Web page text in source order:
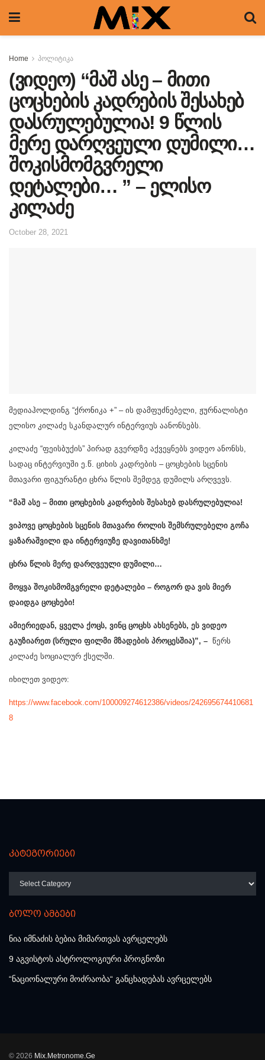
Home პოლიტიკა
(ვიდეო) “მაშ ასე – მითი
ცოცხების კადრების შესახებ
დასრულებულია! 9 წლის
მერე დარღვეული დუმილი…
შოკისმომგვრელი
დეტალები… ” – ელისო
კილაძე
October 28, 2021
მედიაჰოლდინგ “ქრონიკა +” – ის დამფუძნებელი, ჟურნალისტი
ელისო კილაძე სკანდალურ ინტერვიუს აანონსებს.
კილაძე “ფეისბუქის” პირად გვერდზე აქვეყნებს ვიდეო ანონსს,
სადაც ინტერვიუში ე.წ. ციხის კადრების – ცოცხების სცენის
მთავარი ფიგურანტი ცხრა წლის შემდეგ დუმილს არღვევს.
“მაშ ასე – მითი ცოცხების კადრების შესახებ დასრულებულია!
ვიპოვე ცოცხების სცენის მთავარი როლის შემსრულებელი გოჩა
ყაზარაშვილი და ინტერვიუზე დავითანხმე!
ცხრა წლის მერე დარღვეული დუმილი…
მოყვა შოკისმომგვრელი დეტალები – როგორ და ვის მიერ
დაიდგა ცოცხები!
ამიერიედან, ყველა ქოცს, ვინც ცოცხს ახსენებს, ეს ვიდეო
გაუზიარეთ (სრული ფილმი მზადების პროცესშია)”, – წერს
კილაძე სოციალურ ქსელში.
იხილეთ ვიდეო:
https://www.facebook.com/100009274612386/videos/242695674410681
8
კატეგორიები
ბოლო ამბები
ნია იმნაძის ბებია მიმართვას ავრცელებს
9 აგვისტოს ასტროლოგიური პროგნოზი
“ნაციონალური მოძრაობა“ განცხადებას ავრცელებს
© 2026 Mix.Metronome.Ge